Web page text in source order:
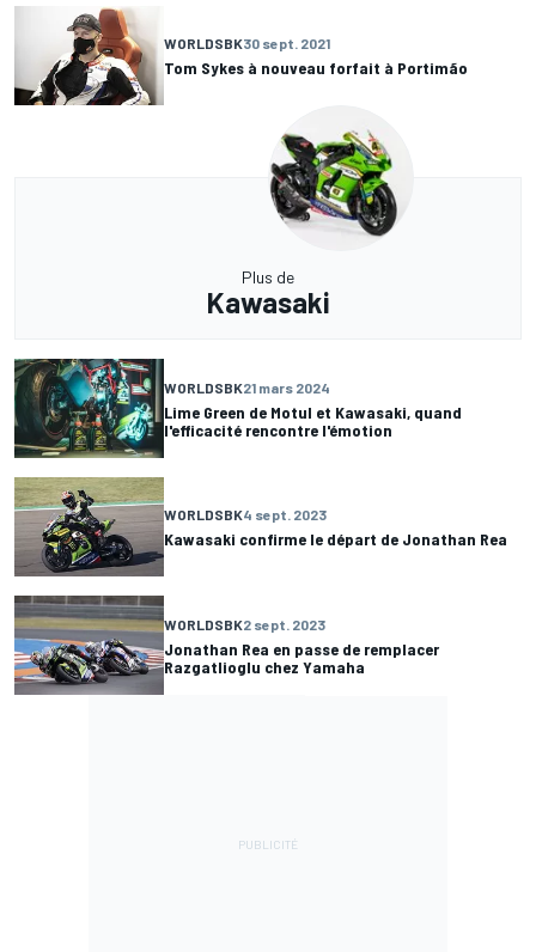
WORLDSBK30 sept. 2021
Tom Sykes à nouveau forfait à Portimão
Plus de
Kawasaki
WORLDSBK21 mars 2024
Lime Green de Motul et Kawasaki, quand
l'efficacité rencontre l'émotion
WORLDSBK4 sept. 2023
Kawasaki confirme le départ de Jonathan Rea
WORLDSBK2 sept. 2023
Jonathan Rea en passe de remplacer
Razgatlioglu chez Yamaha